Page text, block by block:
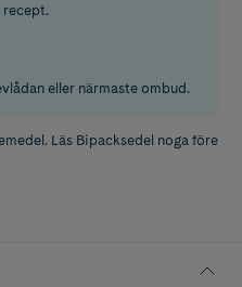
recept.
eller närmaste ombud.
Läs Bipacksedel noga före